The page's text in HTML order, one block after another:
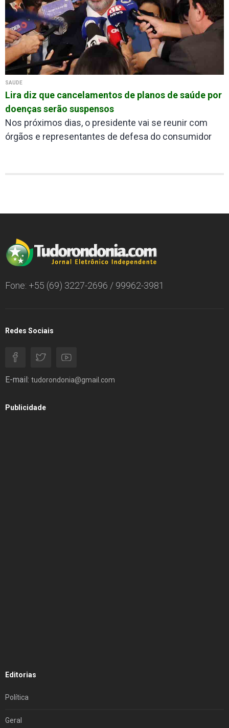
SAÚDE
Lira diz que cancelamentos de planos de saúde por
doenças serão suspensos
Nos próximos dias, o presidente vai se reunir com
órgãos e representantes de defesa do consumidor
Fone: +55 (69) 3227-2696 / 99962-3981
Redes Sociais
E-mail: tudorondonia@gmail.com
Publicidade
Editorias
Política
Geral